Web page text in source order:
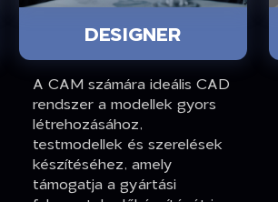
DESIGNER
A CAM számára ideális CAD
rendszer a modellek gyors
létrehozásához,
testmodellek és szerelések
készítéséhez, amely
támogatja a gyártási